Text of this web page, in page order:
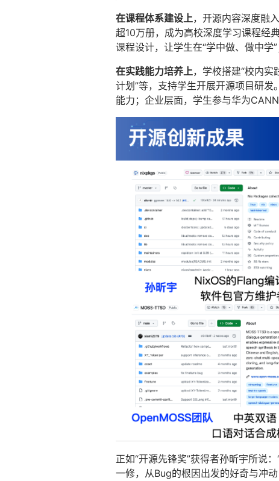
在课程体系建设上，开源内容深度融
超10万册，成为高校深度学习课程经
课程设计，让学生在“学中做、做中学”
在实践能力培养上，学校搭建“校内
计划”等，支持学生开展开源项目研
能力；企业层面，学生参与华为
正如“开源先锋奖”获得者孙昕宇所说：
一修，从Bug的根因出发的好奇与冲